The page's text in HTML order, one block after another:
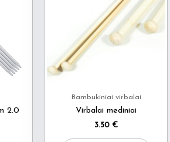
2.0
Bambukiniai virbalai
Virbalai mediniai
3.50 €